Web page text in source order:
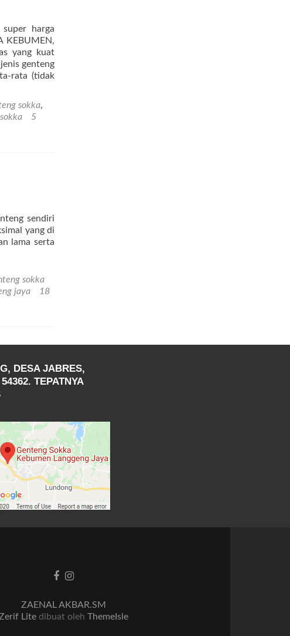
harga
KEBUMEN,
yang kuat
genteng
rata (tidak
sokka,
5
sendiri
yang di
lama serta
sokka
jaya
18
DESA JABRES,
TEPATNYA
TautanTautan
ZAENAL AKBAR.SM
Lite dibuat oleh ThemeIsle